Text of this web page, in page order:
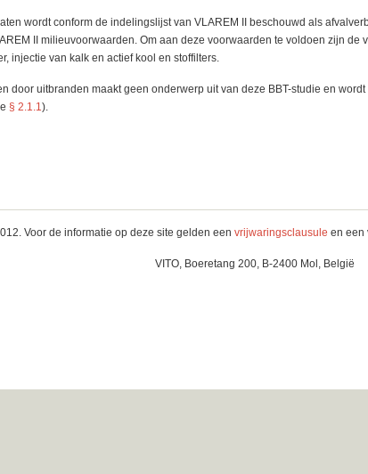
wordt conform de indelingslijst van VLAREM II beschouwd als
II milieuvoorwaarden. Om aan deze voorwaarden te voldoen zijn
injectie van kalk en actief kool en stoffilters.
door uitbranden maakt geen onderwerp uit van deze BBT-studie en
§ 2.1.1).
Voor de informatie op deze site gelden een vrijwaringsclausule en een
VITO, Boeretang 200, B-2400 Mol, België